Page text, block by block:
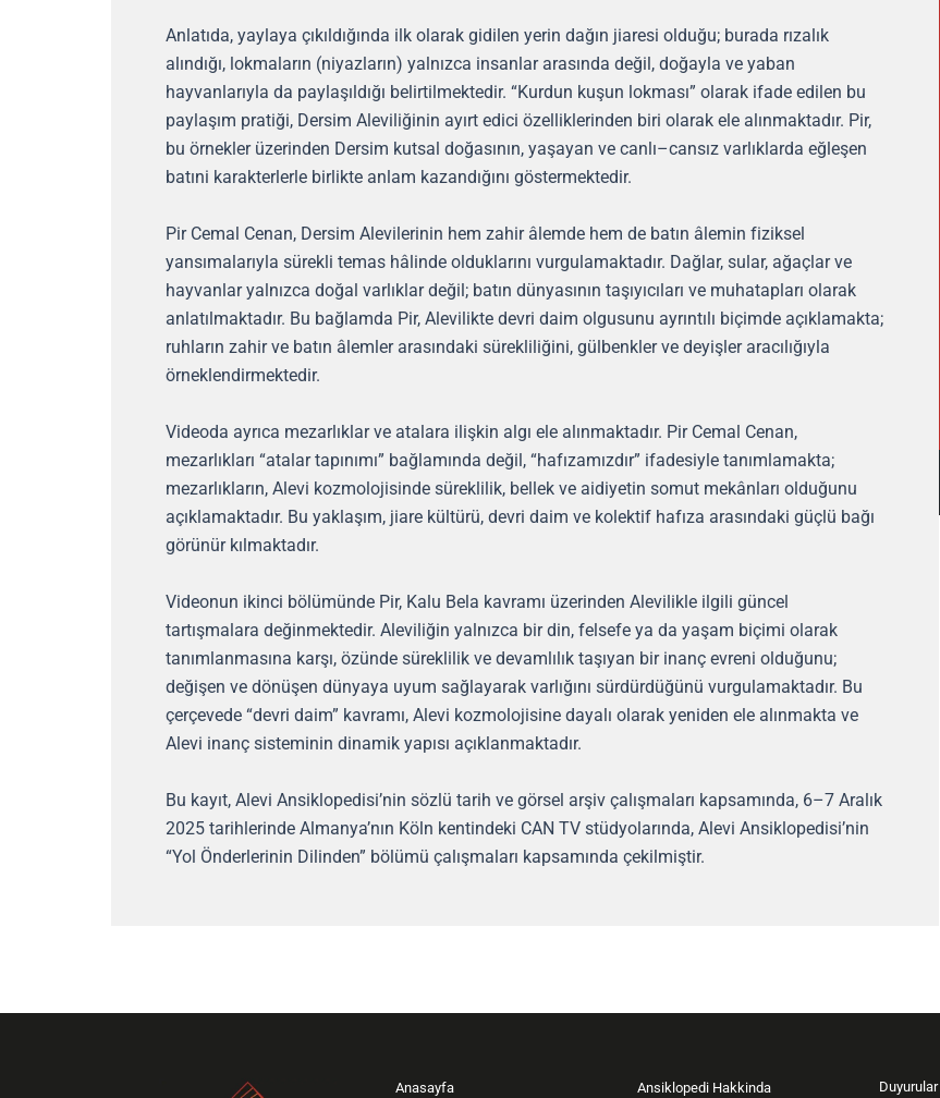
Anlatıda, yaylaya çıkıldığında ilk olarak gidilen yerin dağın jiaresi olduğu; burada rızalık
alındığı, lokmaların (niyazların) yalnızca insanlar arasında değil, doğayla ve yaban
hayvanlarıyla da paylaşıldığı belirtilmektedir. “Kurdun kuşun lokması” olarak ifade edilen bu
paylaşım pratiği, Dersim Aleviliğinin ayırt edici özelliklerinden biri olarak ele alınmaktadır. Pir,
bu örnekler üzerinden Dersim kutsal doğasının, yaşayan ve canlı–cansız varlıklarda eğleşen
batıni karakterlerle birlikte anlam kazandığını göstermektedir.
Pir Cemal Cenan, Dersim Alevilerinin hem zahir âlemde hem de batın âlemin fiziksel
yansımalarıyla sürekli temas hâlinde olduklarını vurgulamaktadır. Dağlar, sular, ağaçlar ve
hayvanlar yalnızca doğal varlıklar değil; batın dünyasının taşıyıcıları ve muhatapları olarak
anlatılmaktadır. Bu bağlamda Pir, Alevilikte devri daim olgusunu ayrıntılı biçimde açıklamakta;
ruhların zahir ve batın âlemler arasındaki sürekliliğini, gülbenkler ve deyişler aracılığıyla
örneklendirmektedir.
Videoda ayrıca mezarlıklar ve atalara ilişkin algı ele alınmaktadır. Pir Cemal Cenan,
mezarlıkları “atalar tapınımı” bağlamında değil, “hafızamızdır” ifadesiyle tanımlamakta;
mezarlıkların, Alevi kozmolojisinde süreklilik, bellek ve aidiyetin somut mekânları olduğunu
açıklamaktadır. Bu yaklaşım, jiare kültürü, devri daim ve kolektif hafıza arasındaki güçlü bağı
görünür kılmaktadır.
Videonun ikinci bölümünde Pir, Kalu Bela kavramı üzerinden Alevilikle ilgili güncel
tartışmalara değinmektedir. Aleviliğin yalnızca bir din, felsefe ya da yaşam biçimi olarak
tanımlanmasına karşı, özünde süreklilik ve devamlılık taşıyan bir inanç evreni olduğunu;
değişen ve dönüşen dünyaya uyum sağlayarak varlığını sürdürdüğünü vurgulamaktadır. Bu
çerçevede “devri daim” kavramı, Alevi kozmolojisine dayalı olarak yeniden ele alınmakta ve
Alevi inanç sisteminin dinamik yapısı açıklanmaktadır.
Bu kayıt, Alevi Ansiklopedisi’nin sözlü tarih ve görsel arşiv çalışmaları kapsamında, 6–7 Aralık
2025 tarihlerinde Almanya’nın Köln kentindeki CAN TV stüdyolarında, Alevi Ansiklopedisi’nin
“Yol Önderlerinin Dilinden” bölümü çalışmaları kapsamında çekilmiştir.
Anasayfa Ansiklopedi Hakkinda Duyurular